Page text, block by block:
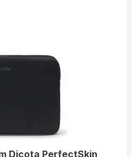
Dicota PerfectSkin